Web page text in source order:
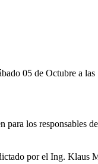
05 de Octubre a
los responsables
por el Ing. Klaus